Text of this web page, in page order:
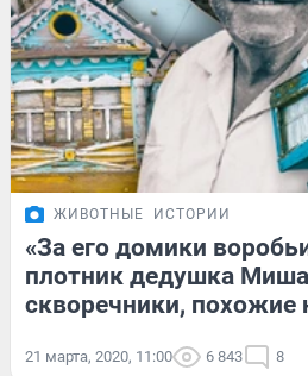
ЖИВОТНЫЕ ИСТОРИИ
«За его домики
плотник дедушка
скворечники, похожие
21 марта, 2020, 11:00 6 843 8